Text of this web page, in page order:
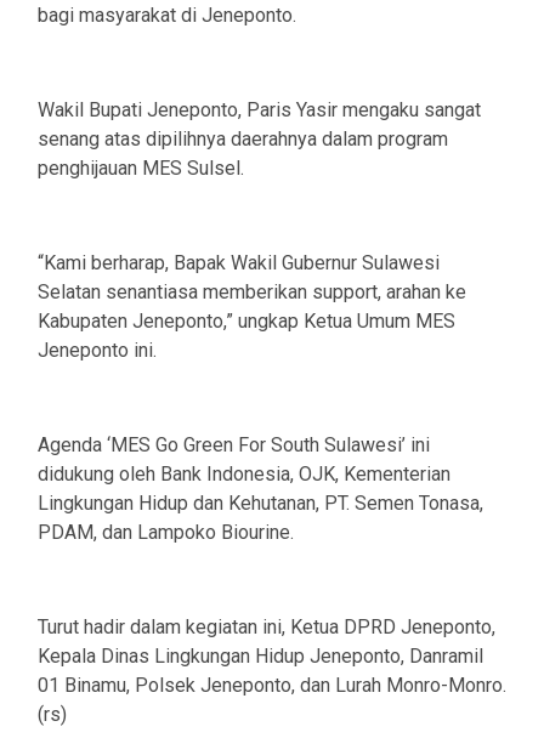
bagi masyarakat di Jeneponto.
Wakil Bupati Jeneponto, Paris Yasir mengaku sangat
senang atas dipilihnya daerahnya dalam program
penghijauan MES Sulsel.
“Kami berharap, Bapak Wakil Gubernur Sulawesi
Selatan senantiasa memberikan support, arahan ke
Kabupaten Jeneponto,” ungkap Ketua Umum MES
Jeneponto ini.
Agenda ‘MES Go Green For South Sulawesi’ ini
didukung oleh Bank Indonesia, OJK, Kementerian
Lingkungan Hidup dan Kehutanan, PT. Semen Tonasa,
PDAM, dan Lampoko Biourine.
Turut hadir dalam kegiatan ini, Ketua DPRD Jeneponto,
Kepala Dinas Lingkungan Hidup Jeneponto, Danramil
01 Binamu, Polsek Jeneponto, dan Lurah Monro-Monro.
(rs)